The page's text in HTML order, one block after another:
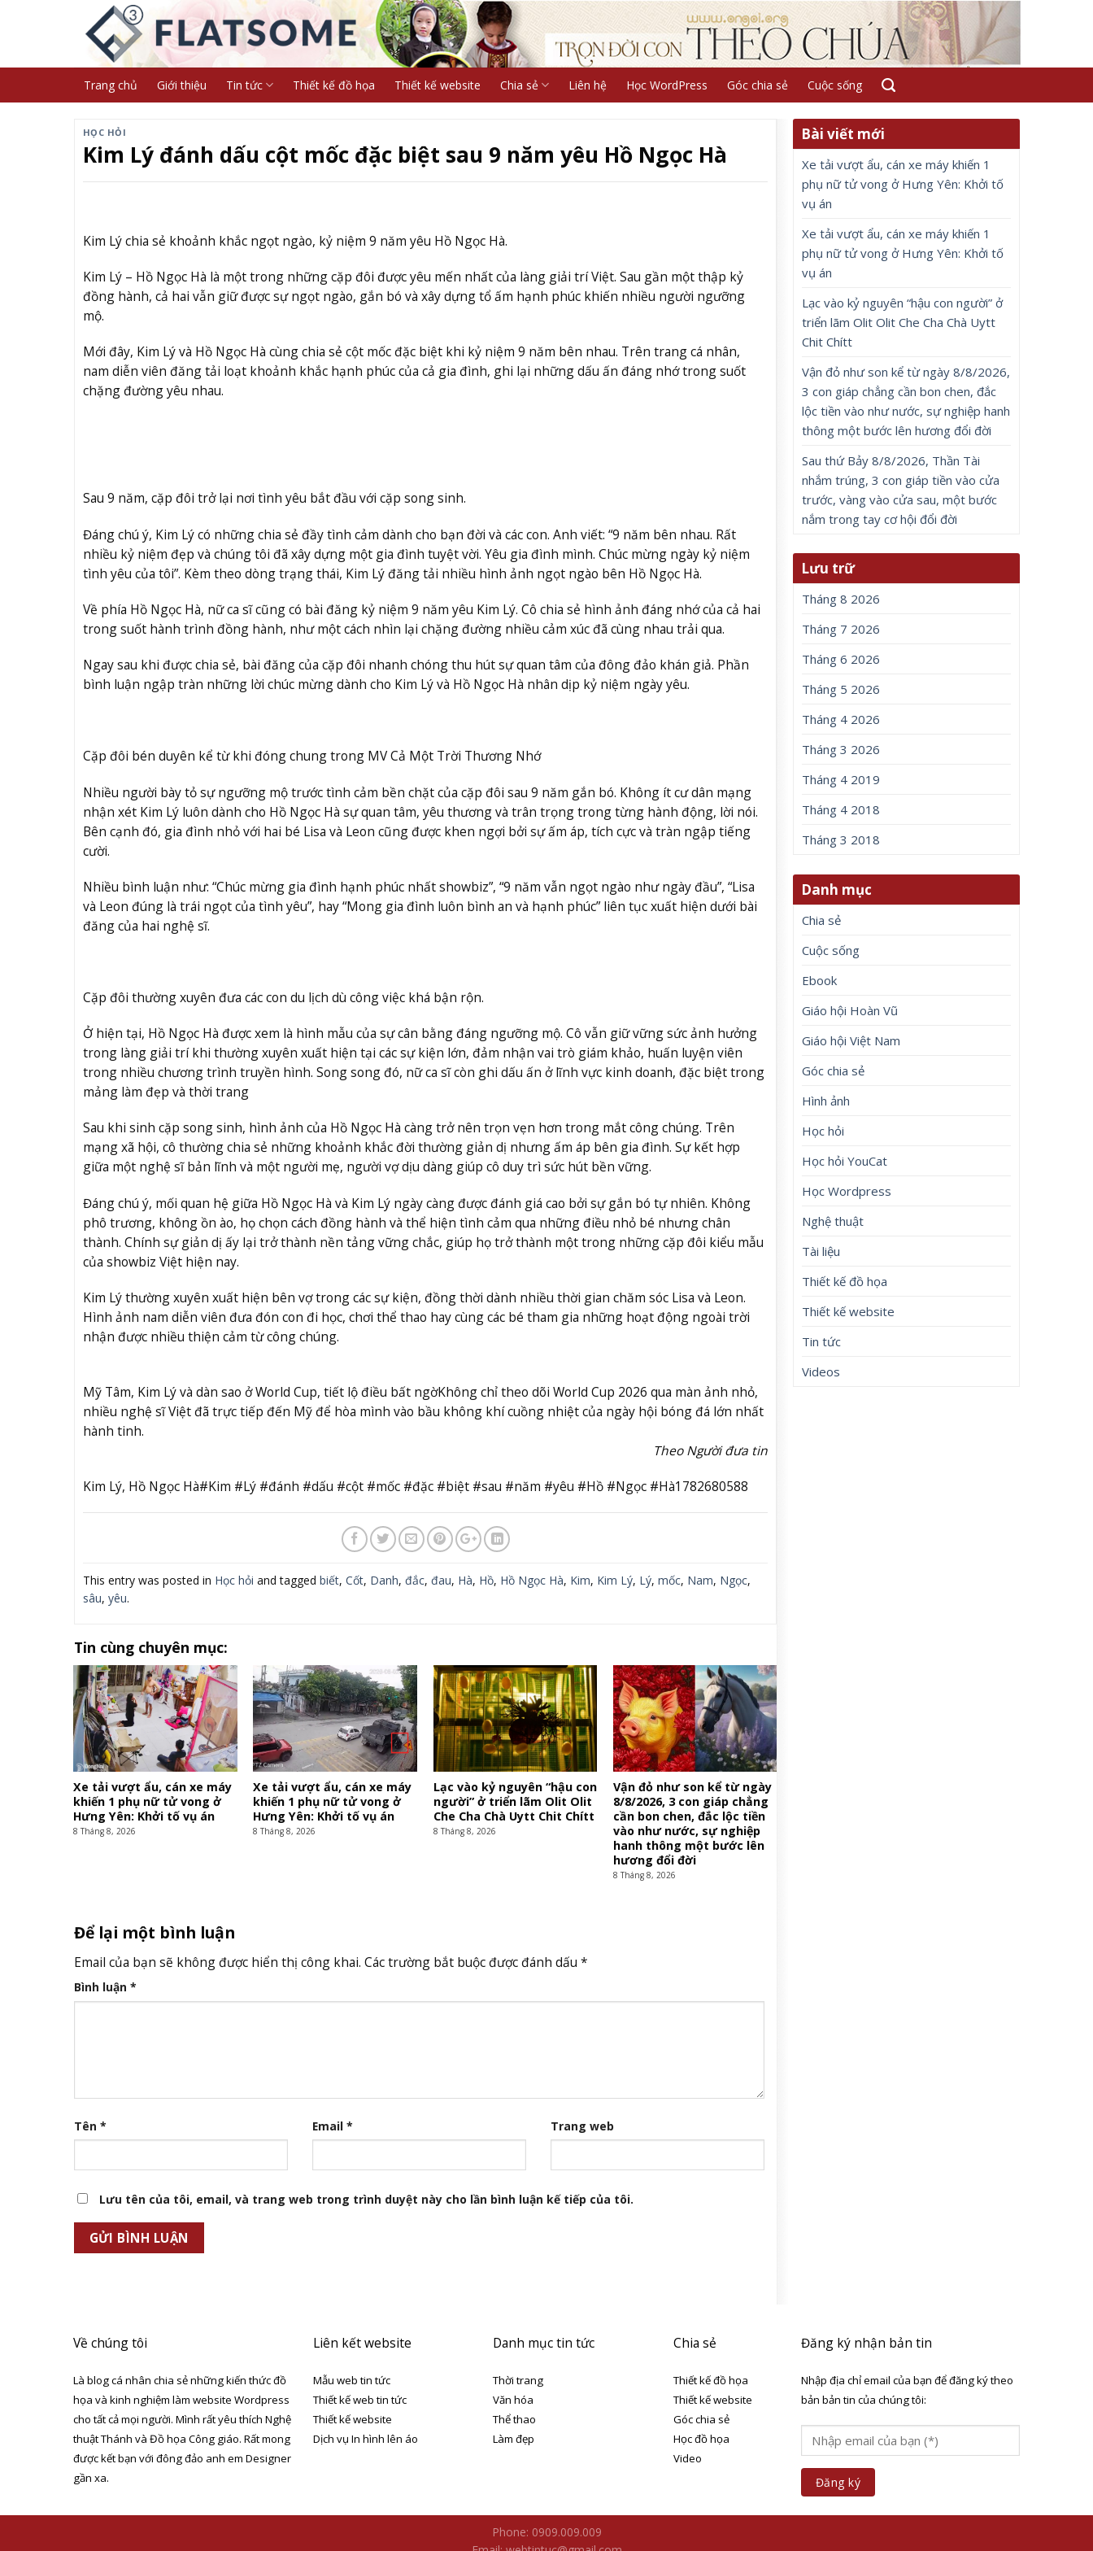
Trang chủ Giới thiệu Tin tức Thiết kế đồ họa Thiết kế website Chia sẻ Liên hệ Học WordPress Góc chia sẻ Cuộc sống
HỌC HỎI
Kim Lý đánh dấu cột mốc đặc biệt sau 9 năm yêu Hồ Ngọc Hà
Kim Lý chia sẻ khoảnh khắc ngọt ngào, kỷ niệm 9 năm yêu Hồ Ngọc Hà.
Kim Lý – Hồ Ngọc Hà là một trong những cặp đôi được yêu mến nhất của làng giải trí Việt. Sau gần một thập kỷ
đồng hành, cả hai vẫn giữ được sự ngọt ngào, gắn bó và xây dựng tổ ấm hạnh phúc khiến nhiều người ngưỡng
mộ.
Mới đây, Kim Lý và Hồ Ngọc Hà cùng chia sẻ cột mốc đặc biệt khi kỷ niệm 9 năm bên nhau. Trên trang cá nhân,
nam diễn viên đăng tải loạt khoảnh khắc hạnh phúc của cả gia đình, ghi lại những dấu ấn đáng nhớ trong suốt
chặng đường yêu nhau.
Sau 9 năm, cặp đôi trở lại nơi tình yêu bắt đầu với cặp song sinh.
Đáng chú ý, Kim Lý có những chia sẻ đầy tình cảm dành cho bạn đời và các con. Anh viết: “9 năm bên nhau. Rất
nhiều kỷ niệm đẹp và chúng tôi đã xây dựng một gia đình tuyệt vời. Yêu gia đình mình. Chúc mừng ngày kỷ niệm
tình yêu của tôi”. Kèm theo dòng trạng thái, Kim Lý đăng tải nhiều hình ảnh ngọt ngào bên Hồ Ngọc Hà.
Về phía Hồ Ngọc Hà, nữ ca sĩ cũng có bài đăng kỷ niệm 9 năm yêu Kim Lý. Cô chia sẻ hình ảnh đáng nhớ của cả hai
trong suốt hành trình đồng hành, như một cách nhìn lại chặng đường nhiều cảm xúc đã cùng nhau trải qua.
Ngay sau khi được chia sẻ, bài đăng của cặp đôi nhanh chóng thu hút sự quan tâm của đông đảo khán giả. Phần
bình luận ngập tràn những lời chúc mừng dành cho Kim Lý và Hồ Ngọc Hà nhân dịp kỷ niệm ngày yêu.
Cặp đôi bén duyên kể từ khi đóng chung trong MV Cả Một Trời Thương Nhớ
Nhiều người bày tỏ sự ngưỡng mộ trước tình cảm bền chặt của cặp đôi sau 9 năm gắn bó. Không ít cư dân mạng
nhận xét Kim Lý luôn dành cho Hồ Ngọc Hà sự quan tâm, yêu thương và trân trọng trong từng hành động, lời nói.
Bên cạnh đó, gia đình nhỏ với hai bé Lisa và Leon cũng được khen ngợi bởi sự ấm áp, tích cực và tràn ngập tiếng
cười.
Nhiều bình luận như: “Chúc mừng gia đình hạnh phúc nhất showbiz”, “9 năm vẫn ngọt ngào như ngày đầu”, “Lisa
và Leon đúng là trái ngọt của tình yêu”, hay “Mong gia đình luôn bình an và hạnh phúc” liên tục xuất hiện dưới bài
đăng của hai nghệ sĩ.
Cặp đôi thường xuyên đưa các con du lịch dù công việc khá bận rộn.
Ở hiện tại, Hồ Ngọc Hà được xem là hình mẫu của sự cân bằng đáng ngưỡng mộ. Cô vẫn giữ vững sức ảnh hưởng
trong làng giải trí khi thường xuyên xuất hiện tại các sự kiện lớn, đảm nhận vai trò giám khảo, huấn luyện viên
trong nhiều chương trình truyền hình. Song song đó, nữ ca sĩ còn ghi dấu ấn ở lĩnh vực kinh doanh, đặc biệt trong
mảng làm đẹp và thời trang
Sau khi sinh cặp song sinh, hình ảnh của Hồ Ngọc Hà càng trở nên trọn vẹn hơn trong mắt công chúng. Trên
mạng xã hội, cô thường chia sẻ những khoảnh khắc đời thường giản dị nhưng ấm áp bên gia đình. Sự kết hợp
giữa một nghệ sĩ bản lĩnh và một người mẹ, người vợ dịu dàng giúp cô duy trì sức hút bền vững.
Đáng chú ý, mối quan hệ giữa Hồ Ngọc Hà và Kim Lý ngày càng được đánh giá cao bởi sự gắn bó tự nhiên. Không
phô trương, không ồn ào, họ chọn cách đồng hành và thể hiện tình cảm qua những điều nhỏ bé nhưng chân
thành. Chính sự giản dị ấy lại trở thành nền tảng vững chắc, giúp họ trở thành một trong những cặp đôi kiểu mẫu
của showbiz Việt hiện nay.
Kim Lý thường xuyên xuất hiện bên vợ trong các sự kiện, đồng thời dành nhiều thời gian chăm sóc Lisa và Leon.
Hình ảnh nam diễn viên đưa đón con đi học, chơi thể thao hay cùng các bé tham gia những hoạt động ngoài trời
nhận được nhiều thiện cảm từ công chúng.
Mỹ Tâm, Kim Lý và dàn sao ở World Cup, tiết lộ điều bất ngờKhông chỉ theo dõi World Cup 2026 qua màn ảnh nhỏ,
nhiều nghệ sĩ Việt đã trực tiếp đến Mỹ để hòa mình vào bầu không khí cuồng nhiệt của ngày hội bóng đá lớn nhất
hành tinh.
Theo Người đưa tin
Kim Lý, Hồ Ngọc Hà#Kim #Lý #đánh #dấu #cột #mốc #đặc #biệt #sau #năm #yêu #Hồ #Ngọc #Hà1782680588
This entry was posted in Học hỏi and tagged biết, Cốt, Danh, đắc, đau, Hà, Hồ, Hồ Ngọc Hà, Kim, Kim Lý, Lý, mốc, Nam, Ngọc,
sâu, yêu.
Tin cùng chuyên mục:
Xe tải vượt ẩu, cán xe máy
khiến 1 phụ nữ tử vong ở
Hưng Yên: Khởi tố vụ án
8 Tháng 8, 2026
Xe tải vượt ẩu, cán xe máy
khiến 1 phụ nữ tử vong ở
Hưng Yên: Khởi tố vụ án
8 Tháng 8, 2026
Lạc vào kỷ nguyên “hậu con
người” ở triển lãm Olit Olit
Che Cha Chà Uytt Chit Chítt
8 Tháng 8, 2026
Vận đỏ như son kể từ ngày
8/8/2026, 3 con giáp chẳng
cần bon chen, đắc lộc tiền
vào như nước, sự nghiệp
hanh thông một bước lên
hương đổi đời
8 Tháng 8, 2026
Để lại một bình luận
Email của bạn sẽ không được hiển thị công khai. Các trường bắt buộc được đánh dấu *
Bình luận *
Tên * Email * Trang web
Lưu tên của tôi, email, và trang web trong trình duyệt này cho lần bình luận kế tiếp của tôi.
Bài viết mới
Xe tải vượt ẩu, cán xe máy khiến 1
phụ nữ tử vong ở Hưng Yên: Khởi tố
vụ án
Xe tải vượt ẩu, cán xe máy khiến 1
phụ nữ tử vong ở Hưng Yên: Khởi tố
vụ án
Lạc vào kỷ nguyên “hậu con người” ở
triển lãm Olit Olit Che Cha Chà Uytt
Chit Chítt
Vận đỏ như son kể từ ngày 8/8/2026,
3 con giáp chẳng cần bon chen, đắc
lộc tiền vào như nước, sự nghiệp hanh
thông một bước lên hương đổi đời
Sau thứ Bảy 8/8/2026, Thần Tài
nhắm trúng, 3 con giáp tiền vào cửa
trước, vàng vào cửa sau, một bước
nắm trong tay cơ hội đổi đời
Lưu trữ
Tháng 8 2026
Tháng 7 2026
Tháng 6 2026
Tháng 5 2026
Tháng 4 2026
Tháng 3 2026
Tháng 4 2019
Tháng 4 2018
Tháng 3 2018
Danh mục
Chia sẻ
Cuộc sống
Ebook
Giáo hội Hoàn Vũ
Giáo hội Việt Nam
Góc chia sẻ
Hình ảnh
Học hỏi
Học hỏi YouCat
Học Wordpress
Nghệ thuật
Tài liệu
Thiết kế đồ họa
Thiết kế website
Tin tức
Videos
Về chúng tôi
Là blog cá nhân chia sẻ những kiến thức đồ
họa và kinh nghiệm làm website Wordpress
cho tất cả mọi người. Mình rất yêu thích Nghệ
thuật Thánh và Đồ họa Công giáo. Rất mong
được kết bạn với đông đảo anh em Designer
gần xa.
Liên kết website
Mẫu web tin tức
Thiết kế web tin tức
Thiết kế website
Dịch vụ In hình lên áo
Danh mục tin tức
Thời trang
Văn hóa
Thể thao
Làm đẹp
Chia sẻ
Thiết kế đồ họa
Thiết kế website
Góc chia sẻ
Học đồ họa
Video
Đăng ký nhận bản tin
Nhập địa chỉ email của bạn để đăng ký theo
bản bản tin của chúng tôi:
Phone: 0909.009.009